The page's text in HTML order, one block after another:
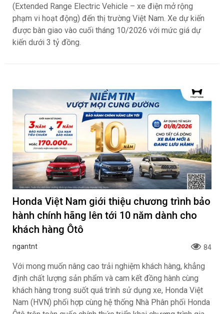
(Extended Range Electric Vehicle – xe điện mở rộng
phạm vi hoạt động) đến thị trường Việt Nam. Xe dự kiến
được bàn giao vào cuối tháng 10/2026 với mức giá dự
kiến dưới 3 tỷ đồng.
Honda Việt Nam giới thiệu chương trình bảo
hành chính hãng lên tới 10 năm dành cho
khách hàng Ôtô
ngantnt 84
Với mong muốn nâng cao trải nghiệm khách hàng, khẳng
định chất lượng sản phẩm và cam kết đồng hành cùng
khách hàng trong suốt quá trình sử dụng xe, Honda Việt
Nam (HVN) phối hợp cùng hệ thống Nhà Phân phối Honda